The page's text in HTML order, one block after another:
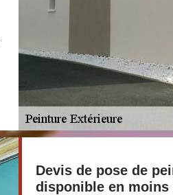
Devis de pose de
disponible en moins